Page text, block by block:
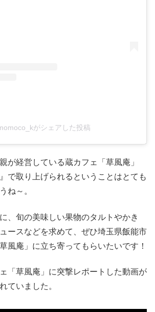
がシェアした投稿
が経営している蔵カフェ「草風庵」
で取り上げられるということはとても
ね～。
、旬の美味しい果物のタルトやかき
ースなどを求めて、ぜひ埼玉県飯能市
風庵」に立ち寄ってもらいたいです！
「草風庵」に突撃レポートした動画が
ていました。